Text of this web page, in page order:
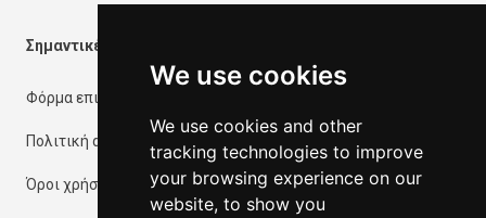
We use cookies
We use cookies and other
tracking technologies to improve
your browsing experience on our
website, to show you
Σημαντικές πληροφορίες
Φόρμα επικοινωνίας
Πολιτική απορρήτου
Όροι χρήσης